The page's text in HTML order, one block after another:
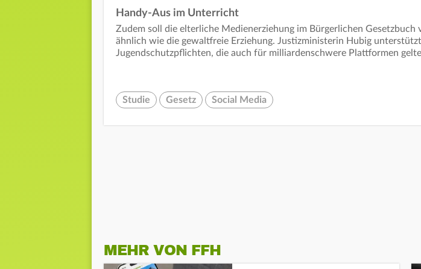
Handy-Aus im Unterricht
Zudem soll die elterliche Medienerziehung im Bürgerlichen Gesetzbuch
ähnlich wie die gewaltfreie Erziehung. Justizministerin Hubig
Jugendschutzpflichten, die auch für milliardenschwere Plattformen
Studie Gesetz Social Media
MEHR VON FFH